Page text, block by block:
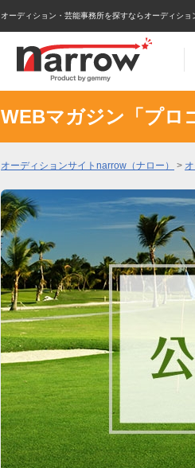
オーディション・芸能事務所を探すならオーディショ
WEBマガジン「プロ
オーディションサイトnarrow（ナロー） >